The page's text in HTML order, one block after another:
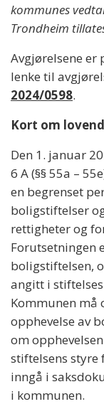
kommunes
Trondheim
Avgjørelsene er
lenke til
2024/0598.
Kort om
Den 1. januar
6 A (§§ 55a –
en begrenset
boligstiftelser
rettigheter og
Forutsetningen
boligstiftelsen,
angitt i
Kommunen må
opphevelse av
om
stiftelsens styre
inngå i
i kommunen.